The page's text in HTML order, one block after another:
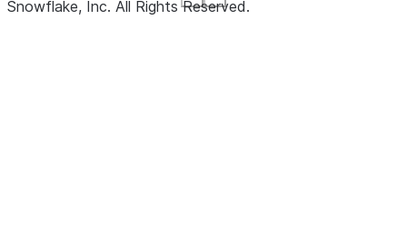
Snowflake, Inc. All Rights Reserved.